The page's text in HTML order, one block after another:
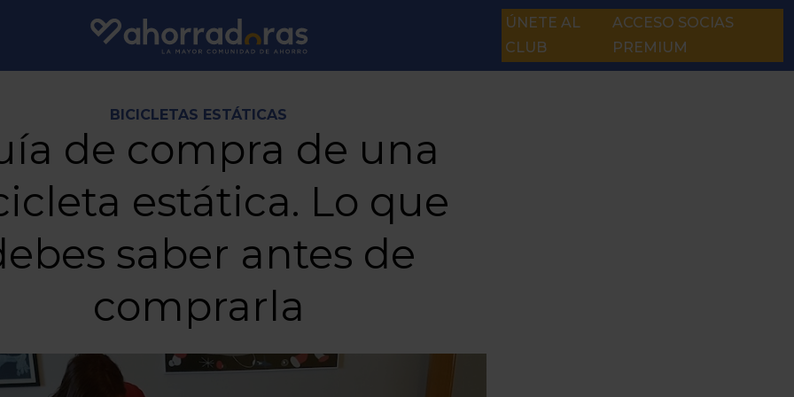
ÚNETE AL
CLUB
ACCESO SOCIAS
PREMIUM
BICICLETAS ESTÁTICAS
de compra de una
estática. Lo que
saber antes de
comprarla